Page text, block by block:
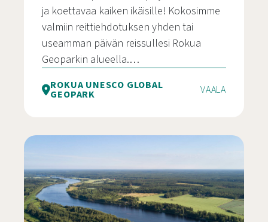
ja koettavaa kaiken ikäisille! Kokosimme
valmiin reittiehdotuksen yhden tai
useamman päivän reissullesi Rokua
Geoparkin alueella.…
ROKUA UNESCO GLOBAL
GEOPARK VAALA